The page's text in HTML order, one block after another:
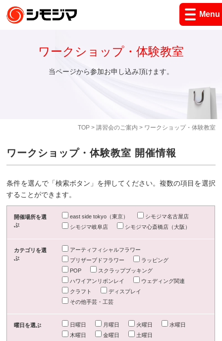
Menu
TOP> 講習会のご案内 > ワークショップ・体験教室
ワークショップ・体験教室
当ページから参加お申し込み頂けます。
ワークショップ・体験教室 開催情報
条件を選んで「検索ボタン」を押してください。複数の項目を選択
することができます。
開催場所を選
ぶ
east side tokyo（東京）
シモジマ名古屋店
シモジマ岐阜店
シモジマ心斎橋店（大阪）
カテゴリを選
ぶ
アーティフィシャルフラワー
プリザーブドフラワー
ラッピング
POP
スクラップブッキング
ハワイアンリボンレイ
ウェディング関連
クラフト
ディスプレイ
その他手芸・工芸
曜日を選ぶ 日曜日 月曜日 火曜日
水曜日
木曜日
金曜日 土曜日